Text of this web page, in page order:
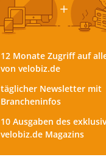
12 Monate Zugriff auf
von velobiz.de
täglicher Newsletter mit
Brancheninfos
10 Ausgaben des
velobiz.de Magazins